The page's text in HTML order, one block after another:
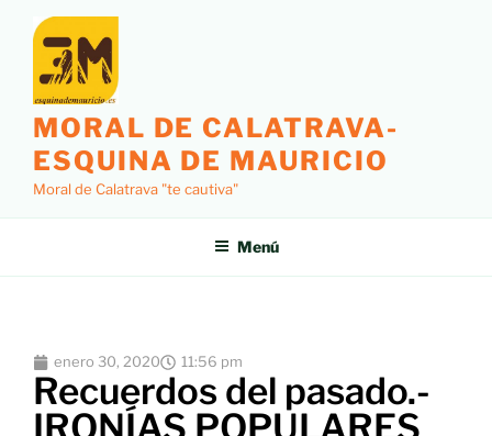
MORAL DE CALATRAVA-
ESQUINA DE MAURICIO
Moral de Calatrava "te cautiva"
Menú
enero 30, 2020 11:56 pm
Recuerdos del pasado.-